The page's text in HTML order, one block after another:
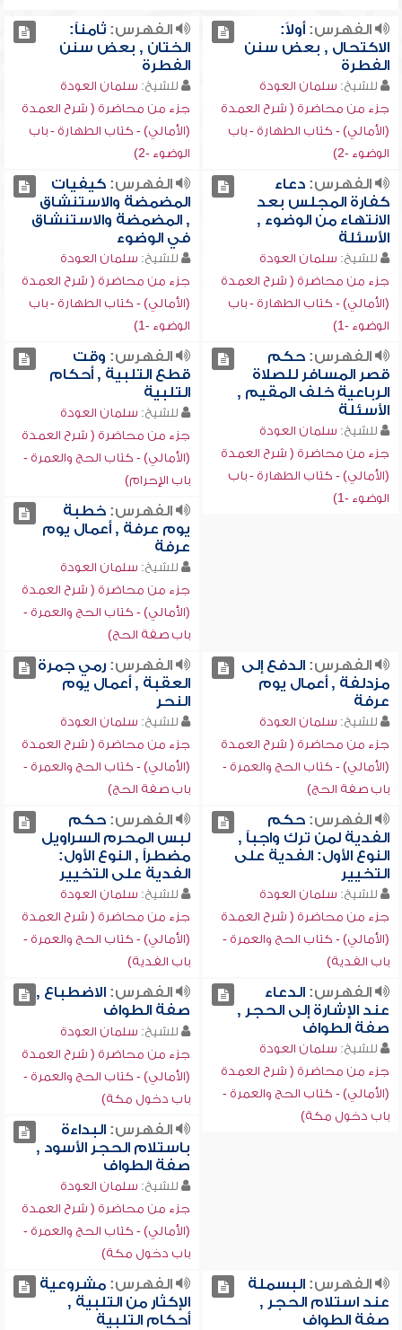
الفهرس:أولاً:
الاكتحال , بعض سنن
الفطرة
للشيخ: سلمان العودة
جزء من محاضرة ( شرح العمدة
(الأمالي) - كتاب الطهارة - باب
الوضوء -2)
الفهرس:ثامناً:
الختان , بعض سنن
الفطرة
للشيخ: سلمان العودة
جزء من محاضرة ( شرح العمدة
(الأمالي) - كتاب الطهارة - باب
الوضوء -2)
الفهرس:دعاء
كفارة المجلس بعد
الانتهاء من الوضوء ,
الأسئلة
للشيخ: سلمان العودة
جزء من محاضرة ( شرح العمدة
(الأمالي) - كتاب الطهارة - باب
الوضوء -1)
الفهرس:كيفيات
المضمضة والاستنشاق
, المضمضة والاستنشاق
في الوضوء
للشيخ: سلمان العودة
جزء من محاضرة ( شرح العمدة
(الأمالي) - كتاب الطهارة - باب
الوضوء -1)
الفهرس:حكم
قصر المسافر للصلاة
الرباعية خلف المقيم ,
الأسئلة
للشيخ: سلمان العودة
جزء من محاضرة ( شرح العمدة
(الأمالي) - كتاب الطهارة - باب
الوضوء -1)
الفهرس: وقت
قطع التلبية , أحكام
التلبية
للشيخ: سلمان العودة
جزء من محاضرة ( شرح العمدة
(الأمالي) - كتاب الحج والعمرة -
باب الإحرام)
الفهرس:خطبة
يوم عرفة , أعمال يوم
عرفة
للشيخ: سلمان العودة
جزء من محاضرة ( شرح العمدة
(الأمالي) - كتاب الحج والعمرة -
باب صفة الحج)
الفهرس:الدفع إلى
مزدلفة , أعمال يوم
عرفة
للشيخ: سلمان العودة
جزء من محاضرة ( شرح العمدة
(الأمالي) - كتاب الحج والعمرة -
باب صفة الحج)
الفهرس:رمي جمرة
العقبة , أعمال يوم
النحر
للشيخ: سلمان العودة
جزء من محاضرة ( شرح العمدة
(الأمالي) - كتاب الحج والعمرة -
باب صفة الحج)
الفهرس:حكم
الفدية لمن ترك واجباً ,
النوع الأول: الفدية على
التخيير
للشيخ: سلمان العودة
جزء من محاضرة ( شرح العمدة
(الأمالي) - كتاب الحج والعمرة -
باب الفدية)
الفهرس:حكم
لبس المحرم السراويل
مضطراً , النوع الأول:
الفدية على التخيير
للشيخ: سلمان العودة
جزء من محاضرة ( شرح العمدة
(الأمالي) - كتاب الحج والعمرة -
باب الفدية)
الفهرس:الدعاء
عند الإشارة إلى الحجر ,
صفة الطواف
للشيخ: سلمان العودة
جزء من محاضرة ( شرح العمدة
(الأمالي) - كتاب الحج والعمرة -
باب دخول مكة)
الفهرس:الاضطباع ,
صفة الطواف
للشيخ: سلمان العودة
جزء من محاضرة ( شرح العمدة
(الأمالي) - كتاب الحج والعمرة -
باب دخول مكة)
الفهرس:البداءة
باستلام الحجر الأسود ,
صفة الطواف
للشيخ: سلمان العودة
جزء من محاضرة ( شرح العمدة
(الأمالي) - كتاب الحج والعمرة -
باب دخول مكة)
الفهرس:البسملة
عند استلام الحجر ,
صفة الطواف
الفهرس:مشروعية
الإكثار من التلبية ,
أحكام التلبية